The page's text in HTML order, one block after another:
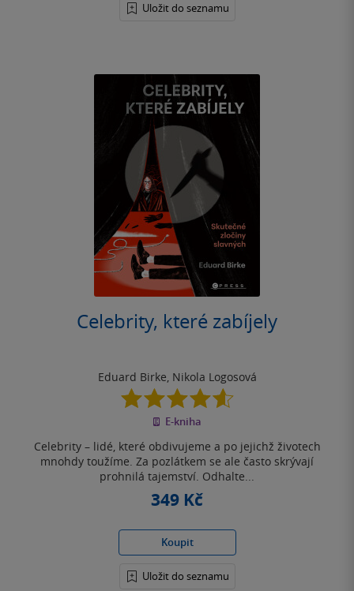
Uložit do seznamu
Celebrity, které zabíjely
Eduard Birke, Nikola Logosová
4.6
z
5
E-kniha
Celebrity – lidé, které obdivujeme a po jejichž životech
mnohdy toužíme. Za pozlátkem se ale často skrývají
prohnilá tajemství. Odhalte...
349 Kč
Koupit
Uložit do seznamu